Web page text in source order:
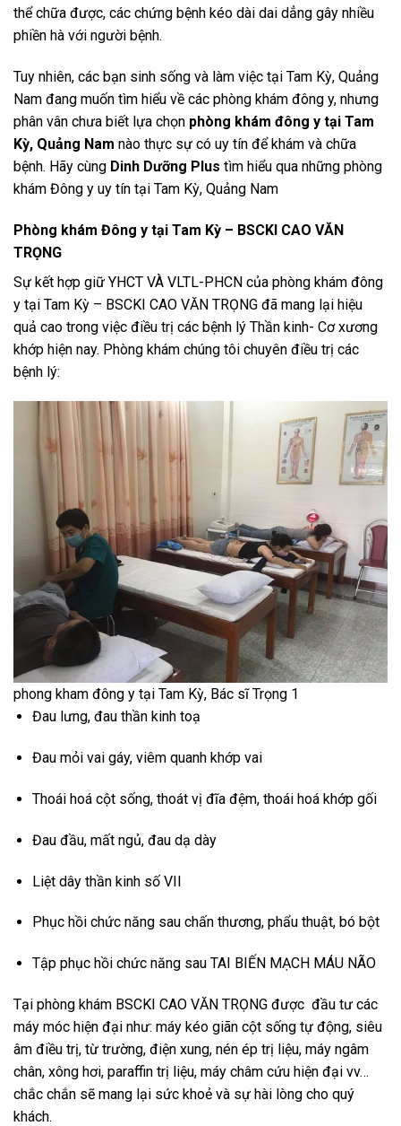
thể chữa được, các chứng bệnh kéo dài dai dẳng gây nhiều
phiền hà với người bệnh.
Tuy nhiên, các bạn sinh sống và làm việc tại Tam Kỳ, Quảng
Nam đang muốn tìm hiểu về các phòng khám đông y, nhưng
phân vân chưa biết lựa chọn phòng khám đông y tại Tam
Kỳ, Quảng Nam nào thực sự có uy tín để khám và chữa
bệnh. Hãy cùng Dinh Dưỡng Plus tìm hiểu qua những phòng
khám Đông y uy tín tại Tam Kỳ, Quảng Nam
Phòng khám Đông y tại Tam Kỳ – BSCKI CAO VĂN
TRỌNG
Sự kết hợp giữ YHCT VÀ VLTL-PHCN của phòng khám đông
y tại Tam Kỳ – BSCKI CAO VĂN TRỌNG đã mang lại hiệu
quả cao trong việc điều trị các bệnh lý Thần kinh- Cơ xương
khớp hiện nay. Phòng khám chúng tôi chuyên điều trị các
bệnh lý:
phong kham đông y tại Tam Kỳ, Bác sĩ Trọng 1
Đau lưng, đau thần kinh toạ
Đau mỏi vai gáy, viêm quanh khớp vai
Thoái hoá cột sống, thoát vị đĩa đệm, thoái hoá khớp gối
Đau đầu, mất ngủ, đau dạ dày
Liệt dây thần kinh số VII
Phục hồi chức năng sau chấn thương, phẩu thuật, bó bột
Tập phục hồi chức năng sau TAI BIẾN MẠCH MÁU NÃO
Tại phòng khám BSCKI CAO VĂN TRỌNG được đầu tư các
máy móc hiện đại như: máy kéo giãn cột sống tự động, siêu
âm điều trị, từ trường, điện xung, nén ép trị liệu, máy ngâm
chân, xông hơi, paraffin trị liệu, máy châm cứu hiện đại vv…
chắc chắn sẽ mang lại sức khoẻ và sự hài lòng cho quý
khách.